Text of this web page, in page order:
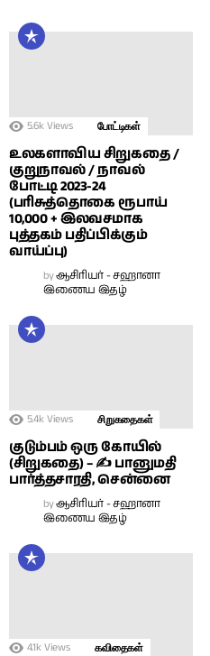
5.6k Views போட்டிகள்
உலகளாவிய சிறுகதை /
குறுநாவல் / நாவல்
போட்டி 2023-24
(பரிசுத்தொகை ரூபாய்
10,000 + இலவசமாக
புத்தகம் பதிப்பிக்கும்
வாய்ப்பு)
byஆசிரியர் - சஹானா
இணைய இதழ்
5.4k Views சிறுகதைகள்
குடும்பம் ஒரு கோயில்
(சிறுகதை) – ✍ பானுமதி
பார்த்தசாரதி, சென்னை
byஆசிரியர் - சஹானா
இணைய இதழ்
4.1k Views கவிதைகள்